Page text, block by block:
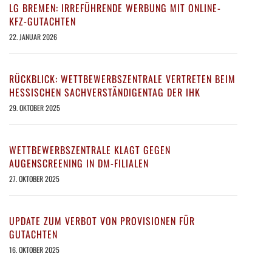
LG BREMEN: IRREFÜHRENDE WERBUNG MIT ONLINE-
KFZ-GUTACHTEN
22. JANUAR 2026
RÜCKBLICK: WETTBEWERBSZENTRALE VERTRETEN BEIM
HESSISCHEN SACHVERSTÄNDIGENTAG DER IHK
29. OKTOBER 2025
WETTBEWERBSZENTRALE KLAGT GEGEN
AUGENSCREENING IN DM-FILIALEN
27. OKTOBER 2025
UPDATE ZUM VERBOT VON PROVISIONEN FÜR
GUTACHTEN
16. OKTOBER 2025